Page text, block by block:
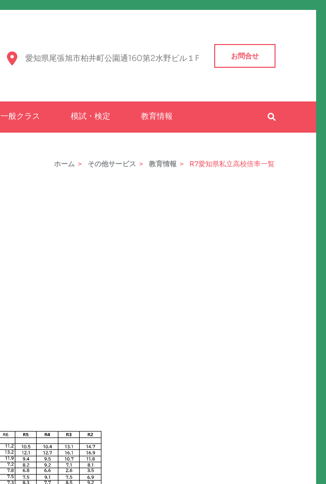
愛知県尾張旭市柏井町公園通160第2水野ビル１F お問合せ
一般クラス 模試・検定 教育情報
ホーム > その他サービス > 教育情報 > R7愛知県私立高校倍率一覧